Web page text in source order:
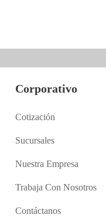
Corporativo
Cotización
Sucursales
Nuestra Empresa
Trabaja Con Nosotros
Contáctanos